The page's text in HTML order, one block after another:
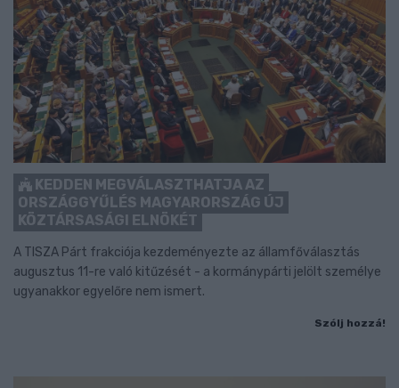
KEDDEN MEGVÁLASZTHATJA AZ
ORSZÁGGYŰLÉS MAGYARORSZÁG ÚJ
KÖZTÁRSASÁGI ELNÖKÉT
A TISZA Párt frakciója kezdeményezte az államfőválasztás
augusztus 11-re való kitűzését - a kormánypárti jelölt személye
ugyanakkor egyelőre nem ismert.
Szólj hozzá!